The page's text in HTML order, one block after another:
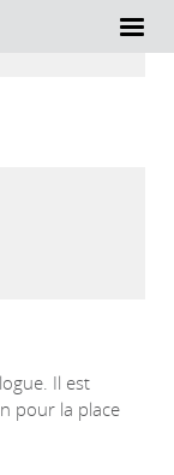
Il est
pour la place